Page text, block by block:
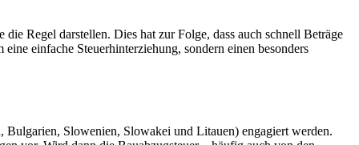
Regel darstellen. Dies hat zur Folge, dass auch schnell Beträge
einfache Steuerhinterziehung, sondern einen besonders
Slowenien, Slowakei und Litauen) engagiert werden.